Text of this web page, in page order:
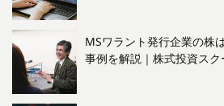
MSワラント発行企業の株
事例を解説｜株式投資ス